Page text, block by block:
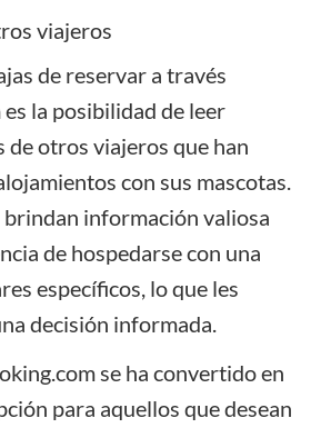
viajeros
de reservar a través
es la posibilidad de leer
de otros viajeros que han
con sus mascotas.
brindan información valiosa
de hospedarse con una
específicos, lo que les
decisión informada.
se ha convertido en
para aquellos que desean